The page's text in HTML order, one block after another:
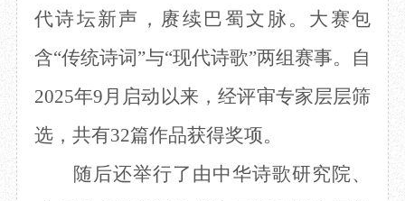
代诗坛新声，赓续巴蜀文脉。大赛包
含“传统诗词”与“现代诗歌”两组赛事。自
2025年9月启动以来，经评审专家层层筛
选，共有32篇作品获得奖项。
随后还举行了由中华诗歌研究院、